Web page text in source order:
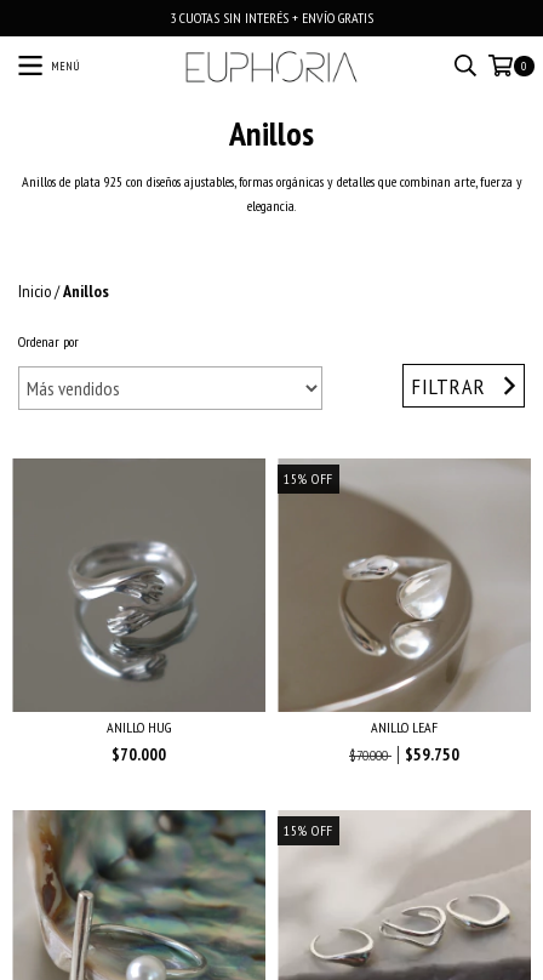
3 CUOTAS SIN INTERÉS + ENVÍO GRATIS
MENÚ 0
Anillos
Anillos de plata 925 con diseños ajustables, formas orgánicas y detalles que combinan arte, fuerza y
elegancia.
Inicio/Anillos
Ordenar por
FILTRAR
ANILLO HUG
$70.000
15% OFF
ANILLO LEAF
$70.000
$59.750
15% OFF